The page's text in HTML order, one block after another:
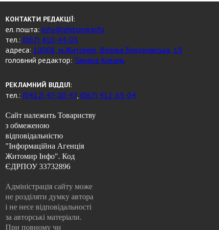
КОНТАКТИ РЕДАКЦІЇ:
ел. пошта:info@zhitomir.info
тел.:(067) 410-44-05
адреса: 10008, м.Житомир, Велика Бердичівська, 19
головний редактор: Тамара Коваль
РЕКЛАМНИЙ ВІДДІЛ:
тел.:(0412) 47-00-47,(067) 412-63-04
Сайт належить Товариству
з обмеженою
відповідальністю
"Інформаційна Агенція
Житомир Інфо". Код
ЄДРПОУ 33732896
Адміністрація сайту може
не розділяти думку автора
і не несе відповідальності
за авторські матеріали.
При повному чи